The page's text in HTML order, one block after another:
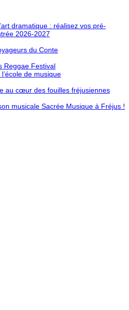
dramatique : réalisez vos pré-
2026-2027
du Conte
Reggae Festival
de musique
au cœur des fouilles fréjusiennes
musicale Sacrée Musique à Fréjus !